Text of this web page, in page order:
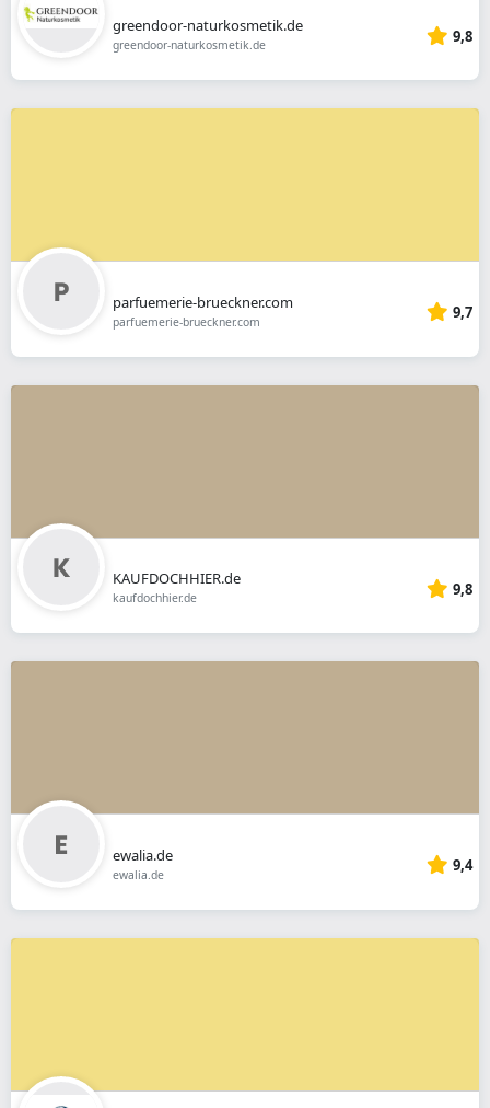
greendoor-naturkosmetik.de
greendoor-naturkosmetik.de 9,8
parfuemerie-brueckner.com
parfuemerie-brueckner.com 9,7
KAUFDOCHHIER.de
kaufdochhier.de 9,8
ewalia.de
ewalia.de 9,4